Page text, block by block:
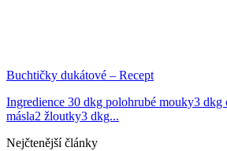
Buchtičky dukátové – Recept
Ingredience 30 dkg polohrubé mouky3 dkg
másla2 žloutky3 dkg...
Nejčtenější články